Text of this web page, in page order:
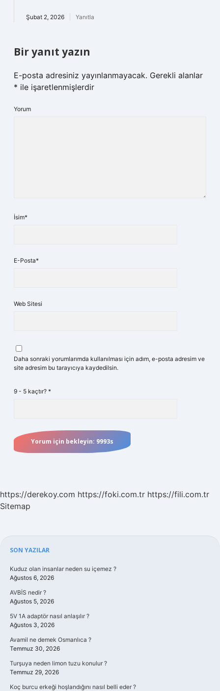
Şubat 2, 2026 Yanıtla
Bir yanıt yazın
E-posta adresiniz yayınlanmayacak. Gerekli alanlar
* ile işaretlenmişlerdir
Yorum
İsim*
E-Posta*
Web Sitesi
Daha sonraki yorumlarımda kullanılması için adım, e-posta adresim ve
site adresim bu tarayıcıya kaydedilsin.
9 - 5 kaçtır? *
https://derekoy.com https://foki.com.tr https://fili.com.tr
Sitemap
Sidebar
SON YAZILAR
Kuduz olan insanlar neden su içemez ?
Ağustos 6, 2026
AVBİS nedir ?
Ağustos 5, 2026
5V 1A adaptör nasıl anlaşılır ?
Ağustos 3, 2026
Avamil ne demek Osmanlıca ?
Temmuz 30, 2026
Turşuya neden limon tuzu konulur ?
Temmuz 29, 2026
Koç burcu erkeği hoşlandığını nasıl belli eder ?